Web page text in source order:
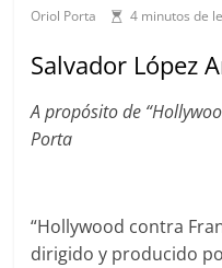
Oriol Porta 4 minutos de
Salvador López
A propósito de
Porta
“Hollywood contra
dirigido y producido